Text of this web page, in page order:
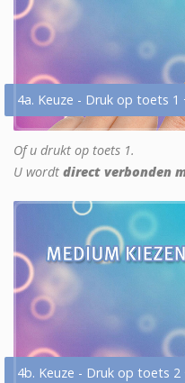
4a. Keuze - Druk op toets 1
Of u drukt op toets 1.
U wordt direct verbonden
4b. Keuze - Druk op toets 2